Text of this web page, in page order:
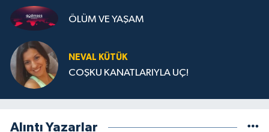
ÖLÜM VE YAŞAM
NEVAL KÜTÜK
COŞKU KANATLARIYLA UÇ!
Alıntı Yazarlar